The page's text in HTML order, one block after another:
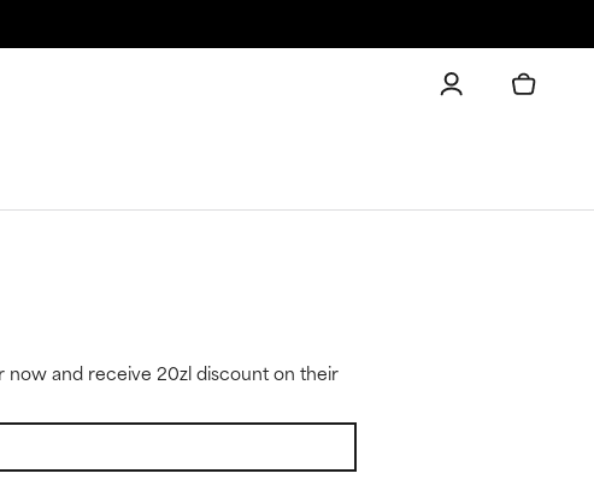
and receive 20zl discount on their